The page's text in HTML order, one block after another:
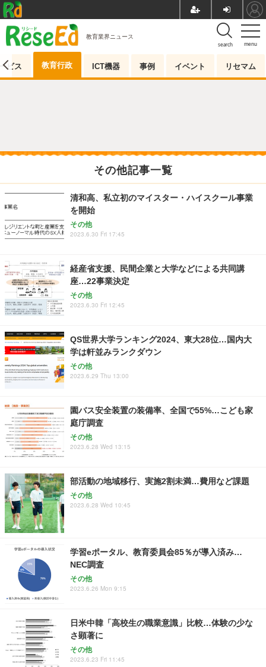
menu
search
教育業界ニュース
ビス 教育行政 ICT機器 事例 イベント リセマム
その他記事一覧
清和高、私立初のマイスター・ハイスクール事業
を開始
その他
2023.6.30 Fri 17:45
経産省支援、民間企業と大学などによる共同講
座…22事業決定
その他
2023.6.30 Fri 12:45
QS世界大学ランキング2024、東大28位…国内大
学は軒並みランクダウン
その他
2023.6.29 Thu 13:00
園バス安全装置の装備率、全国で55%…こども家
庭庁調査
その他
2023.6.28 Wed 13:15
部活動の地域移行、実施2割未満…費用など課題
その他
2023.6.28 Wed 10:45
学習eポータル、教育委員会85％が導入済み…
NEC調査
その他
2023.6.26 Mon 9:15
日米中韓「高校生の職業意識」比較…体験の少な
さ顕著に
その他
2023.6.23 Fri 11:45